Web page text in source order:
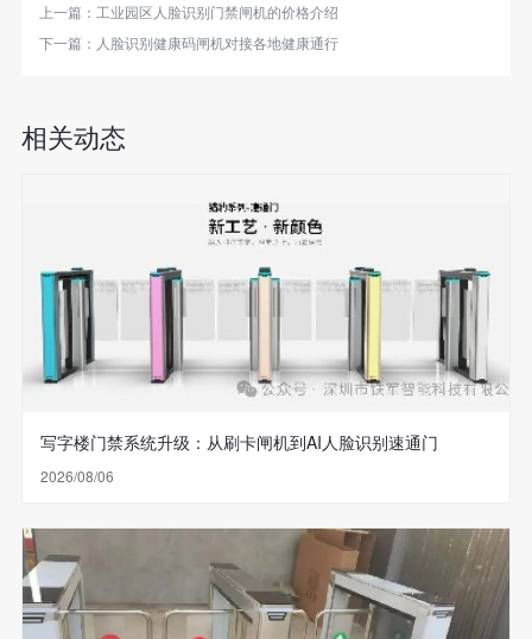
上一篇： 工业园区人脸识别门禁闸机的价格介绍
下一篇： 人脸识别健康码闸机对接各地健康通行
相关动态
写字楼门禁系统升级：从刷卡闸机到AI人脸识别速通门
2026/08/06